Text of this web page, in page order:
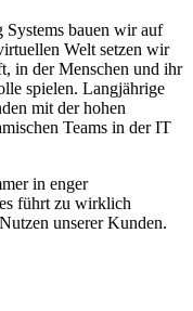
Systems bauen wir auf
Welt setzen wir
in der Menschen und ihr
spielen. Langjährige
mit der hohen
Teams in der IT
in enger
führt zu wirklich
unserer Kunden.